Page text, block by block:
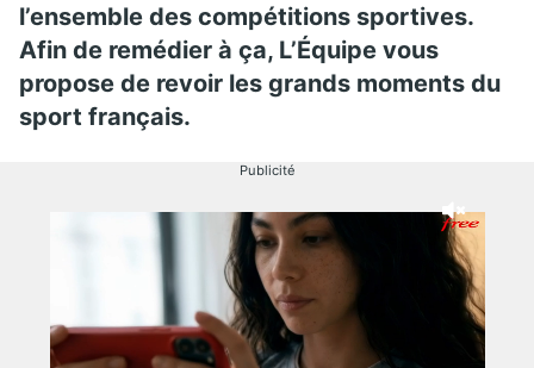
l’ensemble des compétitions sportives.
Afin de remédier à ça, L’Équipe vous
propose de revoir les grands moments du
sport français.
Publicité